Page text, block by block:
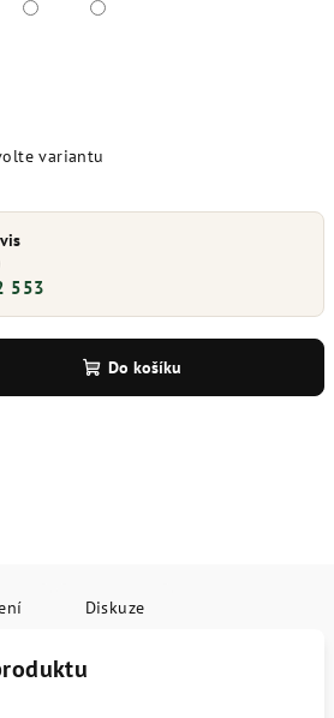
variantu
553
Do košíku
Diskuze